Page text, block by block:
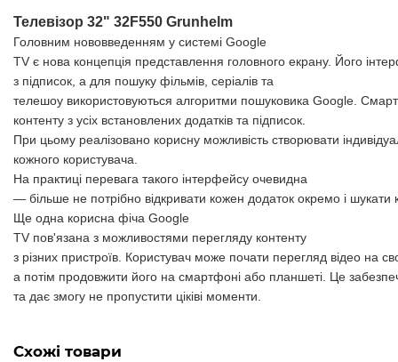
Телевізор 32" 32F550 Grunhelm
Головним нововведенням у системі Google
TV є нова концепція представлення головного екрану. Його
з підписок, а для пошуку фільмів, серіалів та
телешоу використовуються алгоритми пошуковика Google.
контенту з усіх встановлених додатків та підписок.
При цьому реалізовано корисну можливість створювати
кожного користувача.
На практиці перевага такого інтерфейсу очевидна
— більше не потрібно відкривати кожен додаток окремо і шукати
Ще одна корисна фіча Google
TV пов'язана з можливостями перегляду контенту
з різних пристроїв. Користувач може почати перегляд відео на
а потім продовжити його на смартфоні або планшеті. Це
та дає змогу не пропустити ціківі моменти.
Схожі товари